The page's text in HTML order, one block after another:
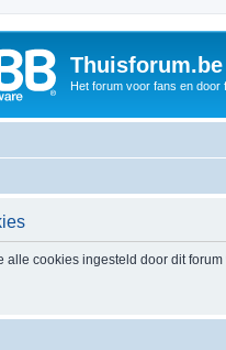
Thuisforum.be
Het forum voor fans en door
alle cookies ingesteld door dit